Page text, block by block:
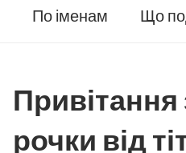
По іменам Що
рочки від